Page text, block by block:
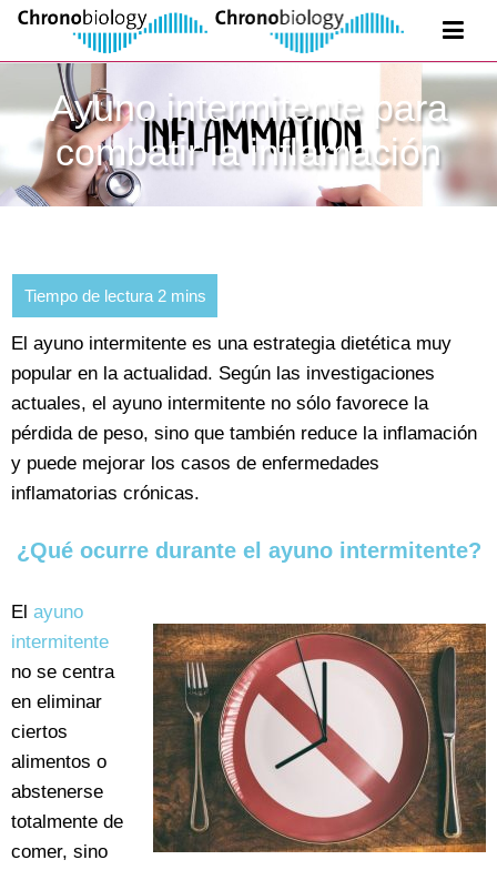
Ayuno intermitente para
combatir la inflamación
El ayuno intermitente es una estrategia dietética muy
popular en la actualidad. Según las investigaciones
actuales, el ayuno intermitente no sólo favorece la
pérdida de peso, sino que también reduce la inflamación
y puede mejorar los casos de enfermedades
inflamatorias crónicas.
¿Qué ocurre durante el ayuno intermitente?
El ayuno
intermitente
no se centra
en eliminar
ciertos
alimentos o
abstenerse
totalmente de
comer, sino